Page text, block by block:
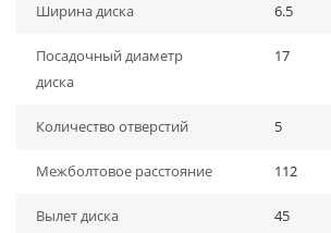
Ширина диска 6.5
Посадочный диаметр
диска
17
Количество отверстий 5
Межболтовое расстояние 112
Вылет диска 45